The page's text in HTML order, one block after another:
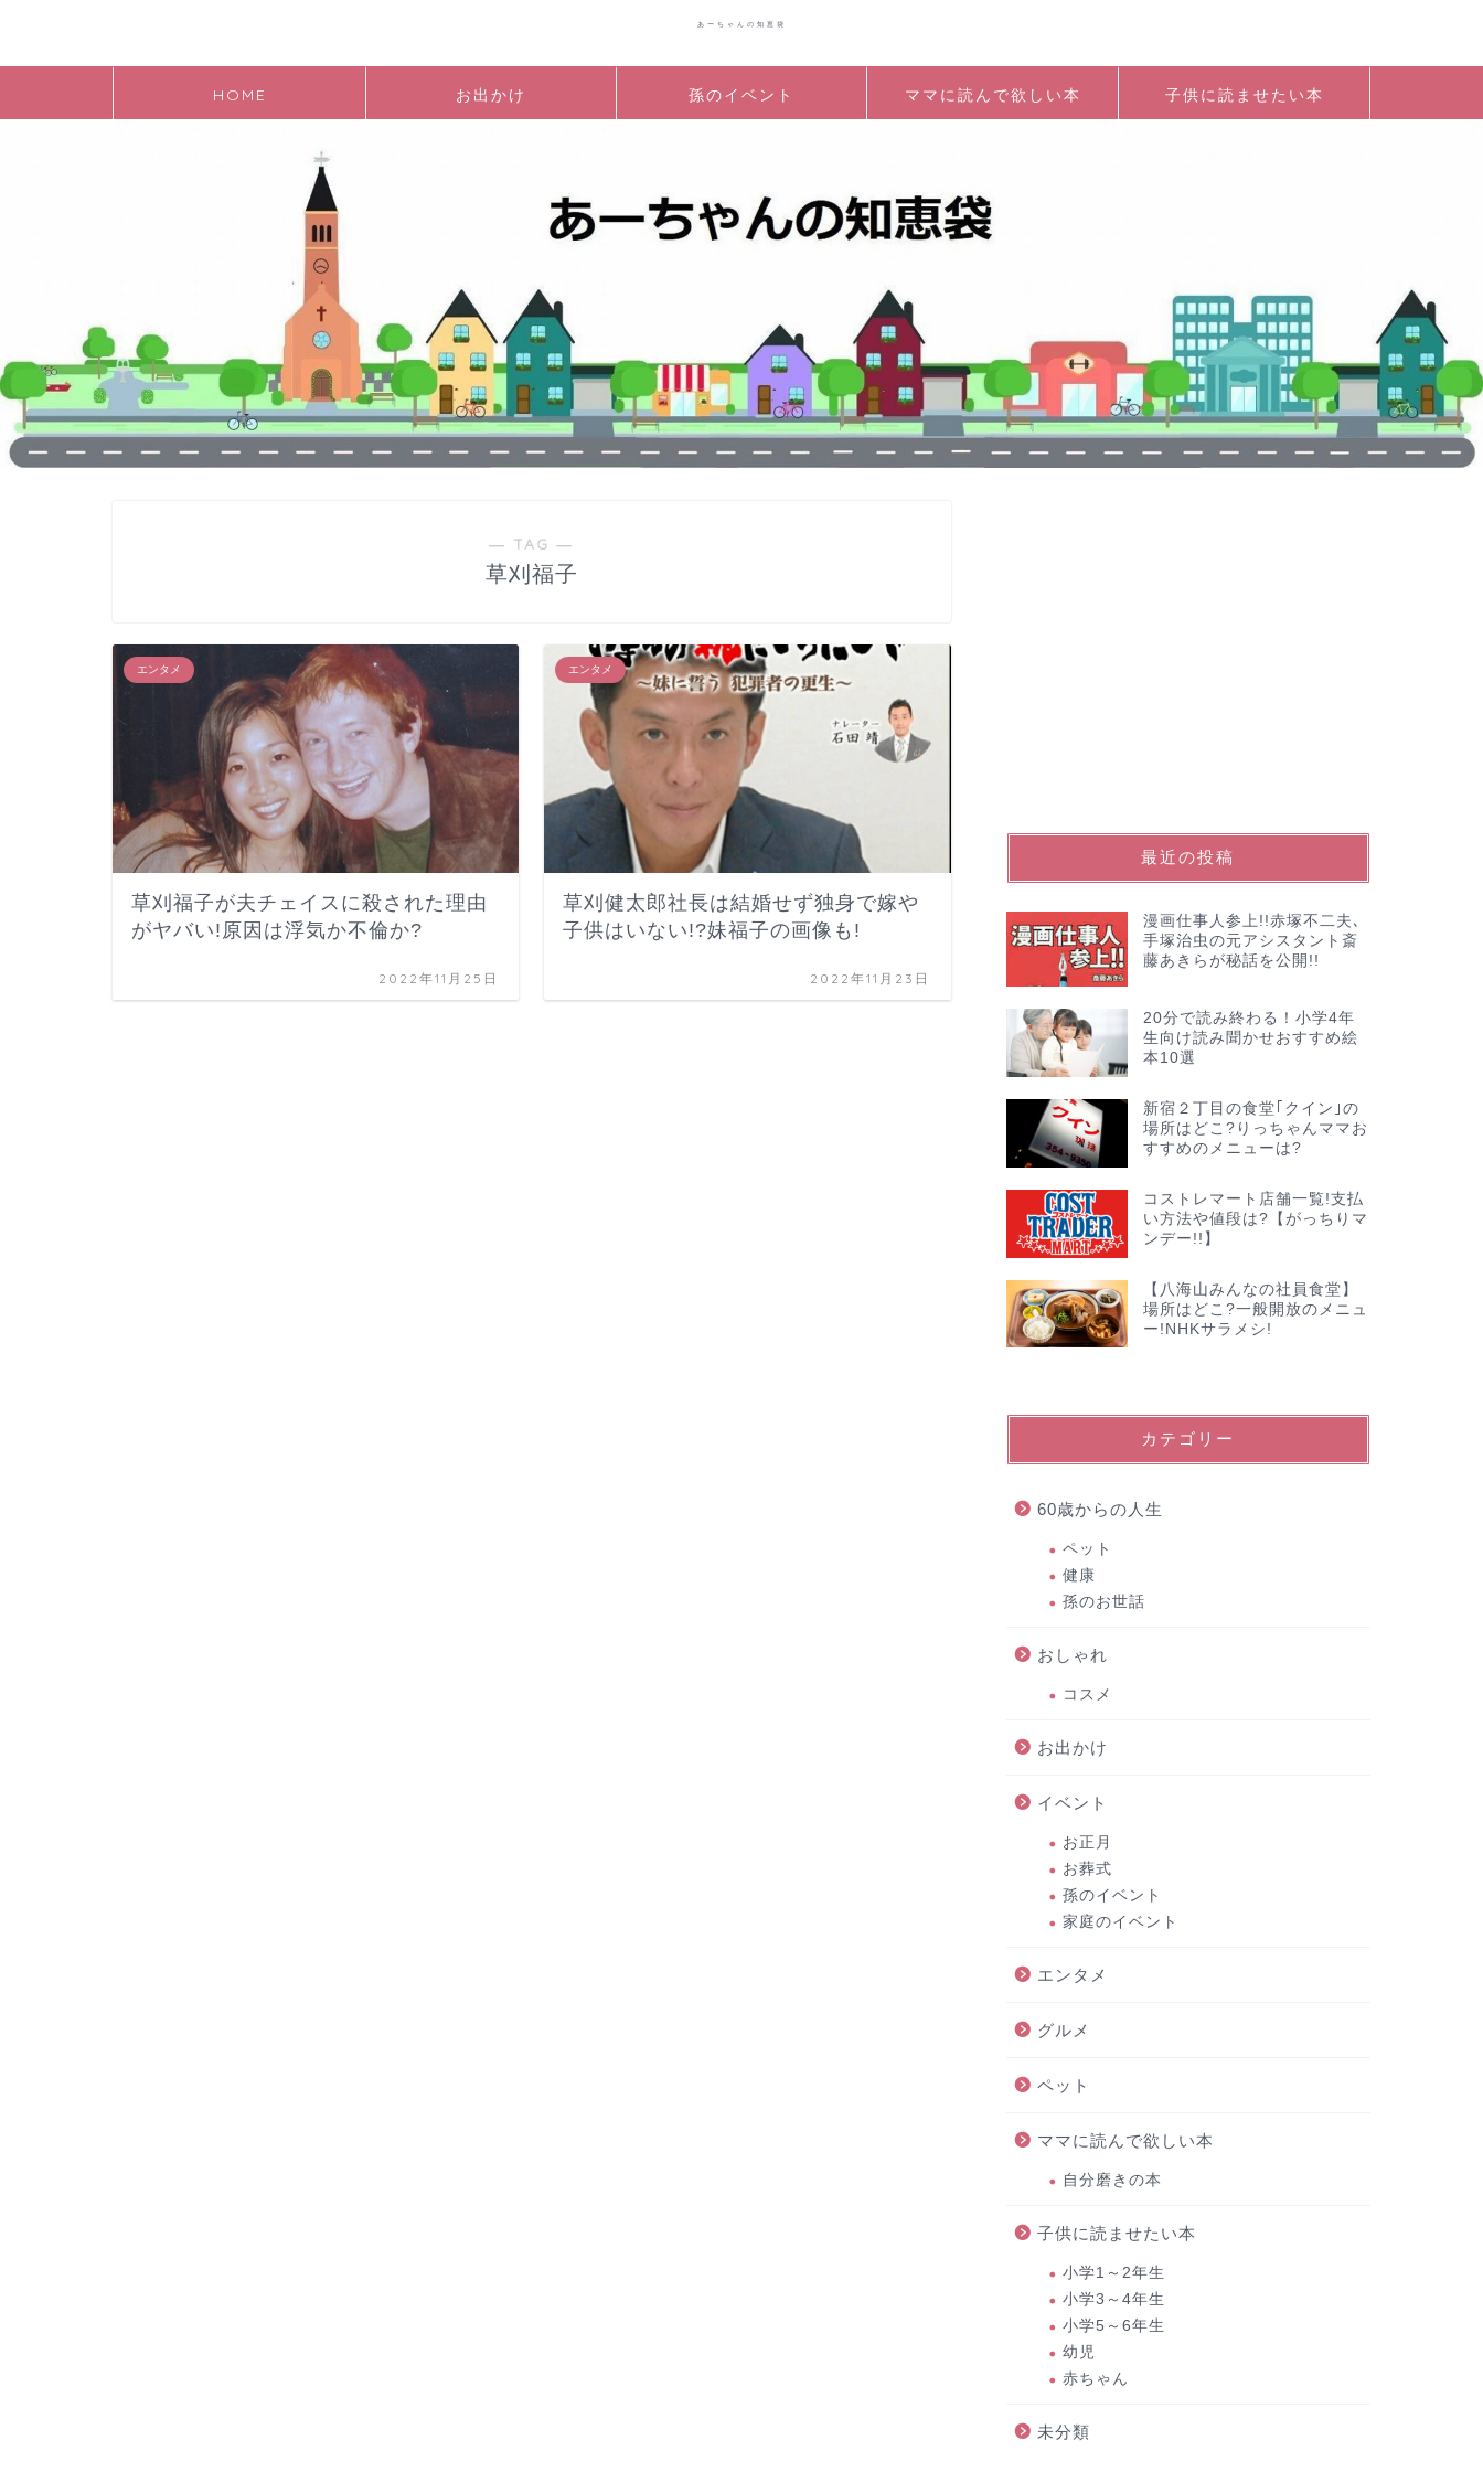
あーちゃんの知恵袋
HOME お出かけ 孫のイベント ママに読んで欲しい本 子供に読ませたい本
― TAG ―
草刈福子
エンタメ
草刈福子が夫チェイスに殺された理由
がヤバい!原因は浮気か不倫か?
2022年11月25日
エンタメ
草刈健太郎社長は結婚せず独身で嫁や
子供はいない!?妹福子の画像も!
2022年11月23日
最近の投稿
漫画仕事人参上!!赤塚不二夫､
手塚治虫の元アシスタント斎
藤あきらが秘話を公開!!
20分で読み終わる！小学4年
生向け読み聞かせおすすめ絵
本10選
新宿２丁目の食堂｢クイン｣の
場所はどこ?りっちゃんママお
すすめのメニューは?
コストレマート店舗一覧!支払
い方法や値段は?【がっちりマ
ンデー!!】
【八海山みんなの社員食堂】
場所はどこ?一般開放のメニュ
ー!NHKサラメシ!
カテゴリー
60歳からの人生
ペット
健康
孫のお世話
おしゃれ
コスメ
お出かけ
イベント
お正月
お葬式
孫のイベント
家庭のイベント
エンタメ
グルメ
ペット
ママに読んで欲しい本
自分磨きの本
子供に読ませたい本
小学1～2年生
小学3～4年生
小学5～6年生
幼児
赤ちゃん
未分類